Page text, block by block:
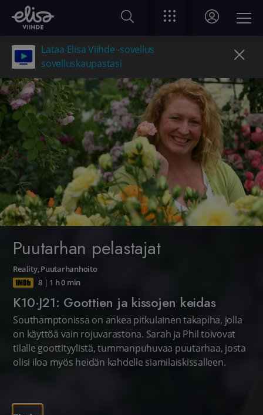
Lataa Elisa Viihde -sovellus
sovelluskaupastasi
Puutarhan pelastajat
Reality,Puutarhanhoito
8 | 1 h 0 min
K10·J21: Goottien ja kissojen keidas
Southamptonissa on ankea pitkulainen takapiha, jolla
on käyttöä vain rojuvarastona. Sarah ja Phil toivovat
tilalle goottityylistä, tummanpuhuvaa puutarhaa, josta
olisi iloa myös heidän kahdelle siamilaiskissalleen.